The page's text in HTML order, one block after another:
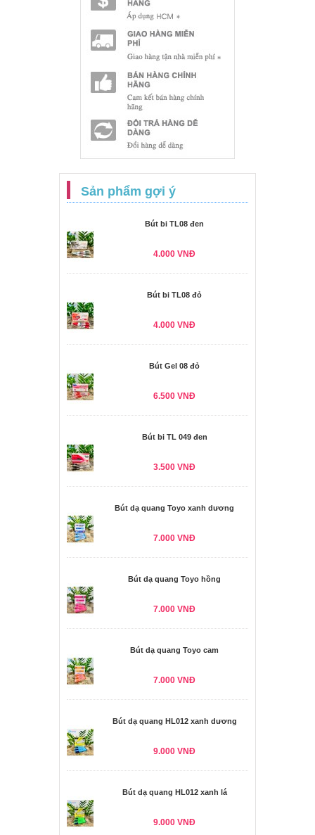
Sản phẩm gợi ý
Bút bi TL08 đen
4.000 VNĐ
Bút bi TL08 đỏ
4.000 VNĐ
Bút Gel 08 đỏ
6.500 VNĐ
Bút bi TL 049 đen
3.500 VNĐ
Bút dạ quang Toyo xanh dương
7.000 VNĐ
Bút dạ quang Toyo hồng
7.000 VNĐ
Bút dạ quang Toyo cam
7.000 VNĐ
Bút dạ quang HL012 xanh dương
9.000 VNĐ
Bút dạ quang HL012 xanh lá
9.000 VNĐ